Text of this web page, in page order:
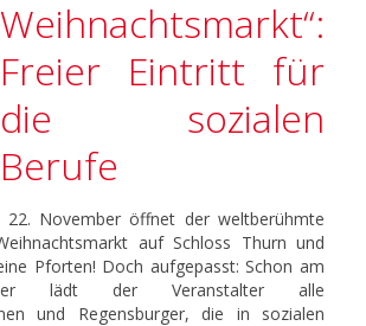
Weihnachtsmarkt“:
Freier Eintritt für
die sozialen
Berufe
22. November öffnet der weltberühmte
auf Schloss Thurn und
Pforten! Doch aufgepasst: Schon am
lädt der Veranstalter alle
und Regensburger, die in sozialen